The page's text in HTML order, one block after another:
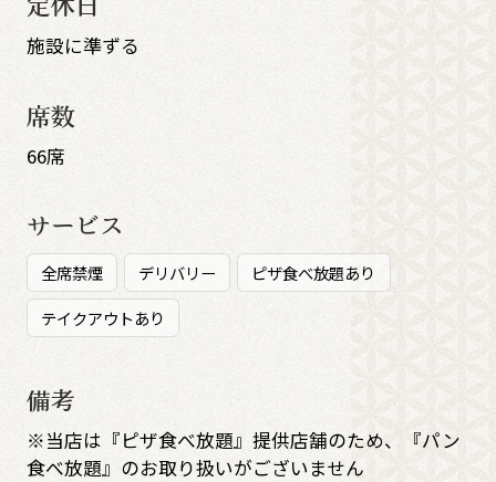
定休日
施設に準ずる
席数
66席
サービス
全席禁煙 デリバリー
ピザ食べ放題あり
テイクアウトあり
備考
※当店は『ピザ食べ放題』提供店舗のため、『パン
食べ放題』のお取り扱いがございません